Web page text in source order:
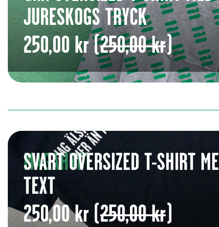
JURESKOGS TRYCK
250,00 kr(250,00 kr)
MAGAHYPE
SVART OVERSIZED T-SHIRT
TEXT
250,00 kr (250,00 kr)